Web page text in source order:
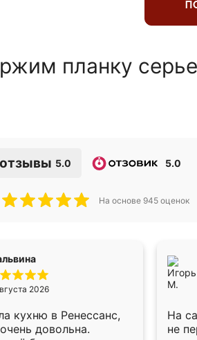
планку
5.0 5.0
На основе 945 оценок
2026
кухню в Ренессанс,
довольна.
На
не